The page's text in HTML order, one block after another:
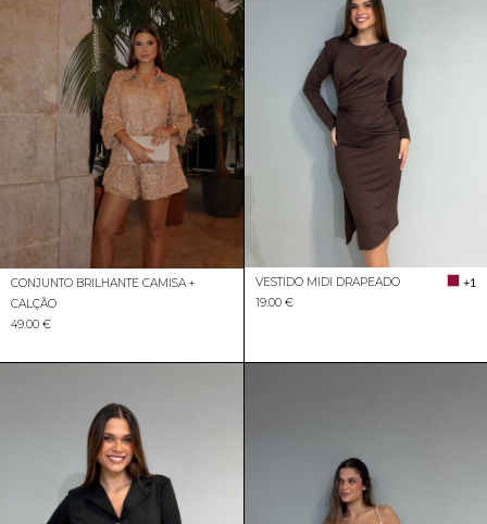
CONJUNTO BRILHANTE CAMISA +
CALÇÃO
49.00 €
VESTIDO MIDI DRAPEADO
+1
19.00 €